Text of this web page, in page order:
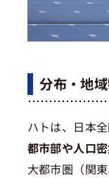
分布・地
ハトは、日本
都市部や人口
大都市圏（関